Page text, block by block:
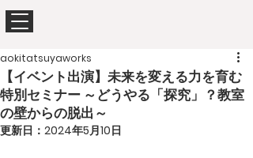
【イベント出演】未来を変える力を育む
特別セミナー ～どうやる「探究」？教室
の壁からの脱出～
aokitatsuyaworks
更新日： 2024年5月10日